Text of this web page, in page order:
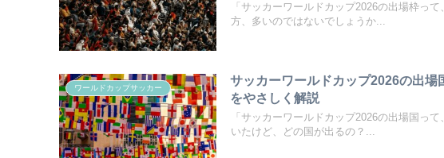
「サッカーワールドカップ2026の出場枠っ
方、多いのではないでしょうか...
ワールドカップサッカー
サッカーワールドカップ2026の出場
をやさしく解説
「サッカーワールドカップ2026の出場国っ
いたけど、どの国が出るの？...